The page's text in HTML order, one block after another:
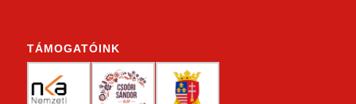
TÁMOGATÓINK